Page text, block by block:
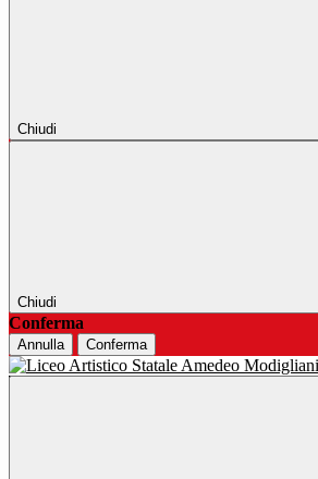
Chiudi
Chiudi
Conferma
Annulla Conferma